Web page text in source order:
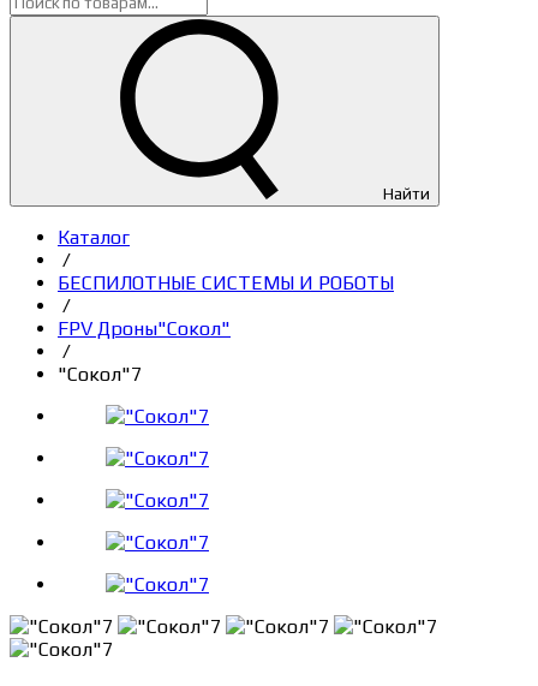
Найти
Каталог
/
БЕСПИЛОТНЫЕ СИСТЕМЫ И РОБОТЫ
/
FPV Дроны"Сокол"
/
"Сокол"7